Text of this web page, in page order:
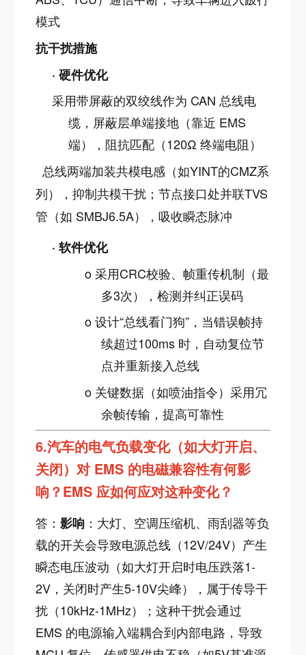
模式
抗干扰措施
·硬件优化
采用带屏蔽的双绞线作为 CAN 总线电
缆，屏蔽层单端接地（靠近 EMS
端），阻抗匹配（120Ω 终端电阻）
总线两端加装共模电感（如YINT的CMZ系
列），抑制共模干扰；节点接口处并联TVS
管（如 SMBJ6.5A），吸收瞬态脉冲
·软件优化
o采用CRC校验、帧重传机制（最
多3次），检测并纠正误码
o设计“总线看门狗”，当错误帧持
续超过100ms 时，自动复位节
点并重新接入总线
o 关键数据（如喷油指令）采用冗
余帧传输，提高可靠性
6.汽车的电气负载变化（如大灯开启、
关闭）对 EMS 的电磁兼容性有何影
响？EMS 应如何应对这种变化？
答：影响 ：大灯、空调压缩机、雨刮器等负
载的开关会导致电源总线（12V/24V）产生
瞬态电压波动（如大灯开启时电压跌落1-
2V，关闭时产生5-10V尖峰），属于传导干
扰（10kHz-1MHz）；这种干扰会通过
EMS 的电源输入端耦合到内部电路，导致